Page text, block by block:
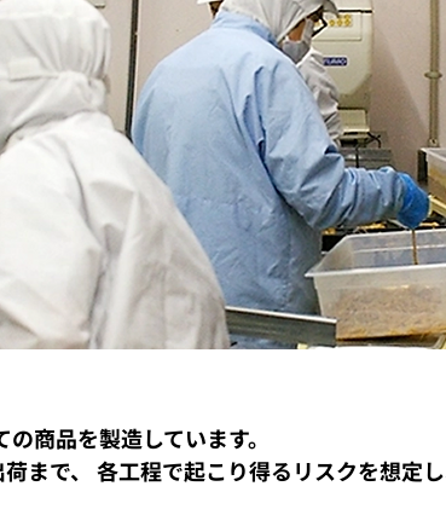
商品を製造しています。
まで、 各工程で起こり得るリスクを想定